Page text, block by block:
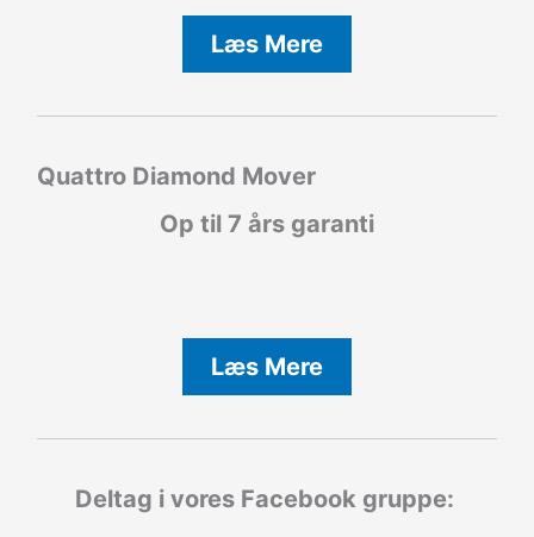
Læs Mere
Quattro Diamond Mover
Op til 7 års garanti
Læs Mere
Deltag i vores Facebook gruppe: